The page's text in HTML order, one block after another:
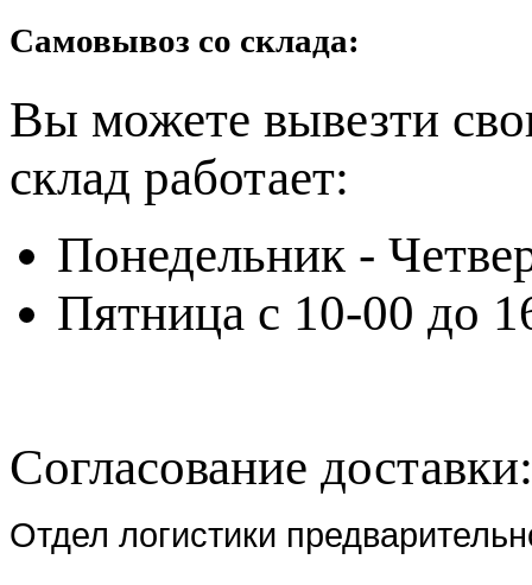
Самовывоз со склада:
Вы можете вывезти
склад работает:
Понедельник -
Пятница с 10-00 до
Согласование доставки:
Отдел логистики